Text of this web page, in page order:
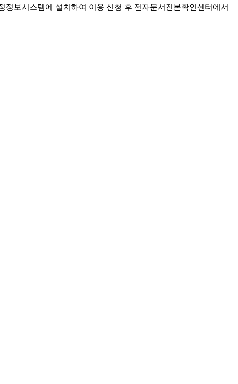
정보시스템에 설치하여 이용 신청 후 전자문서진본확인센터에서